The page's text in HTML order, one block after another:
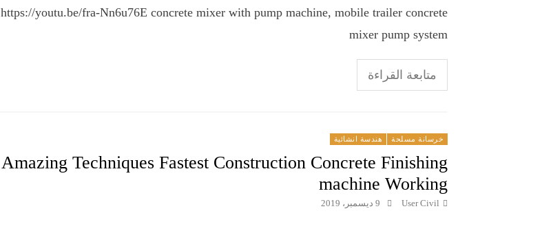
https://youtu.be/fra-Nn6u76E concrete mixer with pump machine, mobile trailer concrete
mixer pump system
متابعة القراءة
خرسانة مسلحة هندسة انشائية
Amazing Techniques Fastest Construction Concrete Finishing
machine Working
User Civil 9 ديسمبر، 2019